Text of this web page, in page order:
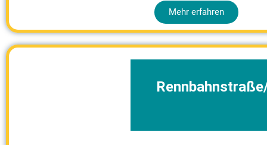
Mehr erfahren